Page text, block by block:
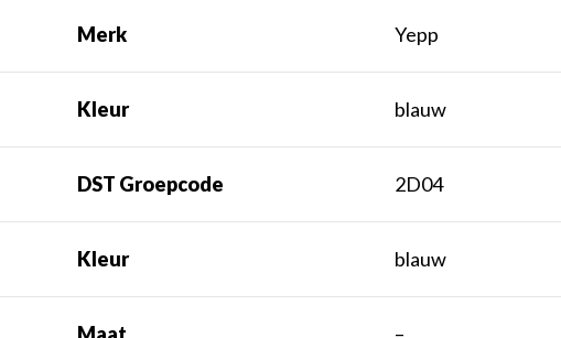
Merk Yepp
Kleur blauw
DST Groepcode 2D04
Kleur blauw